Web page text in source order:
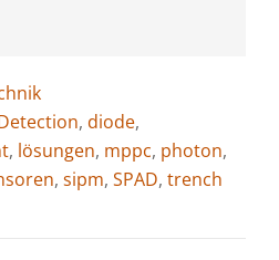
, diode,
, lösungen, mppc, photon,
, sipm, SPAD, trench